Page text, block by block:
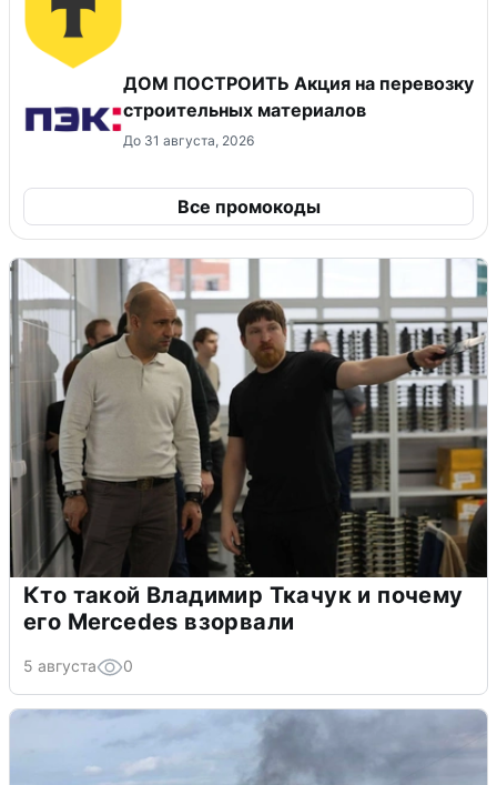
ДОМ ПОСТРОИТЬ Акция на перевозку
строительных материалов
До 31 августа, 2026
Все промокоды
Кто такой Владимир Ткачук и почему
его Mercedes взорвали
5 августа 0